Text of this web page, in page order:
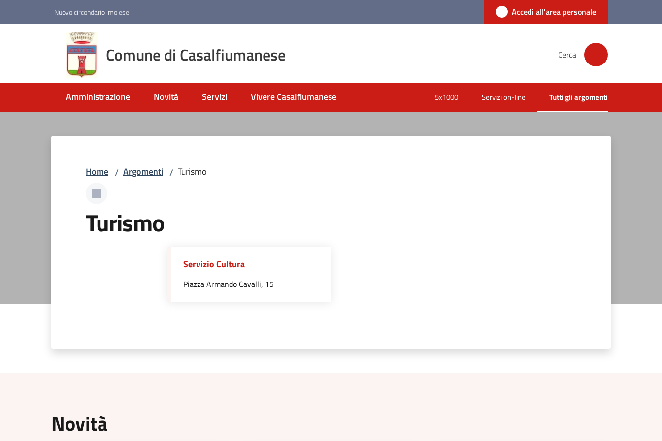
Nuovo circondario imolese Accedi all'area personale
Comune di Casalfiumanese Cerca
Amministrazione Novità Servizi Vivere Casalfiumanese 5x1000 Servizi on-line Tutti gli argomenti
Menu selezionato
Home / Argomenti / Turismo
Turismo
Servizio Cultura
Piazza Armando Cavalli, 15
Novità